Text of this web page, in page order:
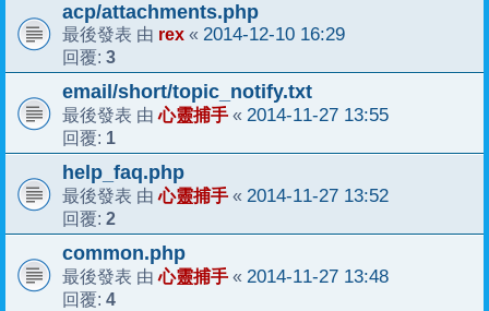
acp/attachments.php
最後發表 由 rex « 2014-12-10 16:29
回覆: 3
email/short/topic_notify.txt
最後發表 由心靈捕手 « 2014-11-27 13:55
回覆: 1
help_faq.php
最後發表 由心靈捕手 « 2014-11-27 13:52
回覆: 2
common.php
最後發表 由心靈捕手 « 2014-11-27 13:48
回覆: 4